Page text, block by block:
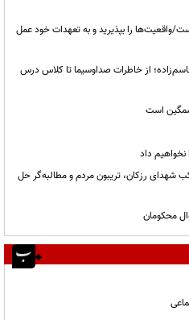
واقعیت‌ها را بپذیرید و به تعهدات خود عمل
از خاطرات صداوسیما تا کلاس درس
است
داد
رزکان، تریبون مردم و مطالبه‌گر حل
محکومان